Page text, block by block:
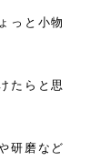
っと小物
たらと思
研磨など